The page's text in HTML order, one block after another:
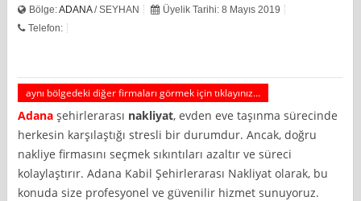
Bölge:ADANA/ SEYHAN
Üyelik Tarihi: 8 Mayıs 2019
Telefon:
aynı bölgedeki diğer firmaları görmek için tıklayınız...
Adana şehirlerarası nakliyat, evden eve taşınma sürecinde
herkesin karşılaştığı stresli bir durumdur. Ancak, doğru
nakliye firmasını seçmek sıkıntıları azaltır ve süreci
kolaylaştırır. Adana Kabil Şehirlerarası Nakliyat olarak, bu
konuda size profesyonel ve güvenilir hizmet sunuyoruz.